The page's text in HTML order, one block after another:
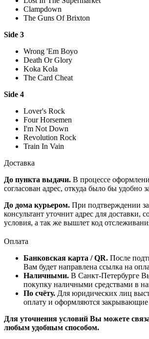
Clampdown
The Guns Of Brixton
Side 3
Wrong 'Em Boyo
Death Or Glory
Koka Kola
The Card Cheat
Side 4
Lover's Rock
Four Horsemen
I'm Not Down
Revolution Rock
Train In Vain
Доставка
До пункта выдачи. В процессе
согласован адрес, откуда было бы удобно
До дома курьером. При подтверждении
консультант уточнит адрес для доставки,
условия, а так же вышлет код
Оплата
Банковская карта / QR. После
Вам будет направлена ссылка на
Наличными. В Санкт-Петербурге
покупку наличными средствами в
По счёту. Для юридических лиц
оплату и оформляются
Для уточнения условий Вы можете
любым удобным способом.